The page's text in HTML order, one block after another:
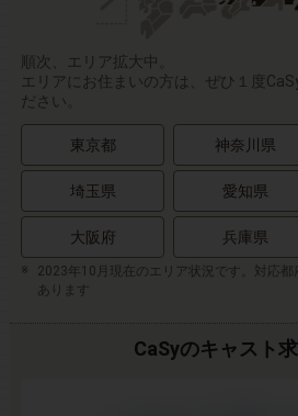
順次、エリア拡大中。
エリアにお住まいの方は、ぜひ１度
ださい。
東京都 神奈川県
埼玉県 愛知県
大阪府 兵庫県
2023年10月現在のエリア状況です。対応
あります
CaSyのキャスト